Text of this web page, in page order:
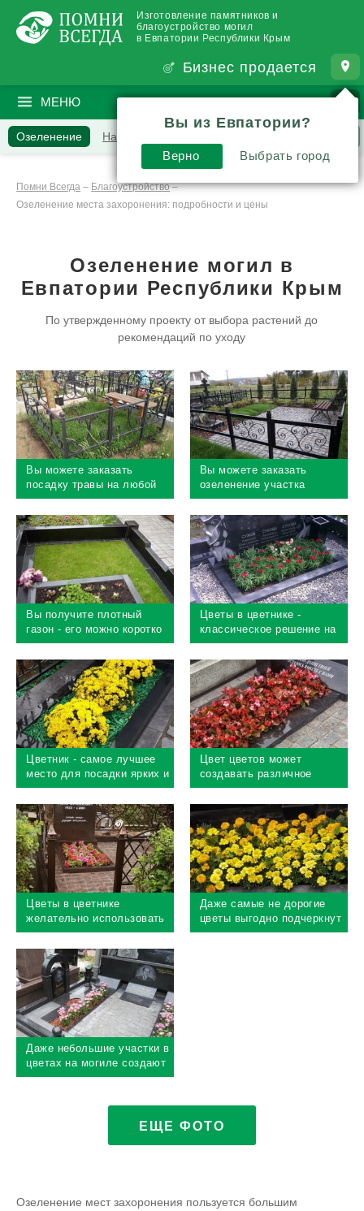
Изготовление памятников и
благоустройство могил
в Евпатории Республики Крым
Бизнес продается
МЕНЮ ПОИСК
Озеленение Наши работы
Помни Всегда – Благоустройство–
Озеленение места захоронения: подробности и цены
Озеленение могил в
Евпатории Республики Крым
По утвержденному проекту от выбора растений до
рекомендаций по уходу
Вы можете заказать
посадку травы на любой
почве - газон прорастет
Вы можете заказать
озеленение участка
любого размера - мы
подберем удачное
решение
Вы получите плотный
газон - его можно коротко
стричь, могила будет
смотреться ухоженно
Цветы в цветнике -
классическое решение на
любой могиле
Цветник - самое лучшее
место для посадки ярких и
невысоких цветов
Цвет цветов может
создавать различное
настроение на могиле от
восторженного до
умиротворенного
Цветы в цветнике
желательно использовать
однолетние - все теплое
время года могила будет в
цветах
Даже самые не дорогие
цветы выгодно подчеркнут
ухоженность могилы
Даже небольшие участки в
цветах на могиле создают
приподнятое настроение
ЕЩЕ ФОТО
Озеленение мест захоронения пользуется большим
Вы из Евпатории?
Верно Выбрать город